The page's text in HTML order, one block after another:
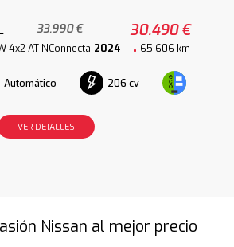
33.990 € 30.490 €
4x2 AT NConnecta 2024 65.606 km
Automático 206 cv
VER DETALLES
Nissan al mejor precio